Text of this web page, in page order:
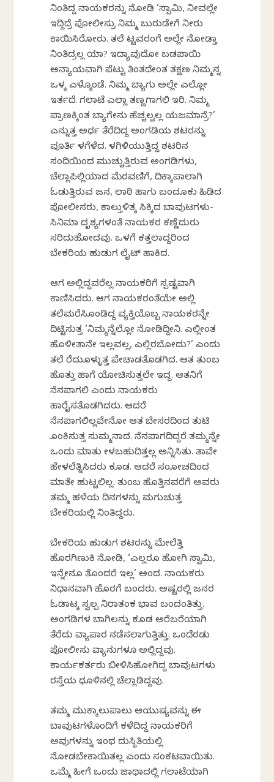
ನಿಂತಿದ್ದ ನಾಯಕರನ್ನು ನೋಡಿ ‘ಸ್ವಾಮಿ, ನೀವಲ್ಲೇ
ಇದ್ದಿದ್ರೆ ಪೋಲೀಸ್ರು ನಿಮ್ಮ ಬುರುಡೇಗೆ ನೀರು
ಕಾಯಿಸಿರೋರು. ತಲೆ ಕೆಟ್ಟವರಂಗೆ ಅಲ್ಲೇ ನೋಡ್ತಾ
ನಿಂತಿದ್ರಲ್ಲ ಯಾಕೆ? ಇದ್ಯಾವುದೋ ಬಡಪಾಯಿ
ಅನ್ಯಾಯವಾಗಿ ಪೆಟ್ಟು ತಿಂತದೇಂತ ತಕ್ಷಣ ನಿಮ್ಮನ್ನ
ಒಳಕ್ಕೆ ಎಳ್ಕೊಂಡೆ. ನಿಮ್ಮ ಬ್ಯಾಗು ಅಲ್ಲೇ ಎಲ್ಲೋ
ಇರ್ತದೆ. ಗಲಾಟೆ ಎಲ್ಲಾ ತಣ್ಣಗಾಗಲಿ ಇರಿ. ನಿಮ್ಮ
ಪ್ರಾಣಕ್ಕಿಂತ ಬ್ಯಾಗೇನು ಹೆಚ್ಚಲ್ವಲ್ಲ ಯಜಮಾನ್ರೆ?’
ಎನ್ನುತ್ತ ಅರ್ಧ ತೆರೆದಿದ್ದ ಅಂಗಡಿಯ ಶಟರನ್ನು
ಪೂರ್ತಿ ಕೆಳಗೆಳೆದ. ಕೆಳಗಿಳಿಯುತ್ತಿದ್ದ ಶಟರಿನ
ಸಂದಿಯಿಂದ ಮುಚ್ಚುತ್ತಿರುವ ಅಂಗಡಿಗಳು,
ಚೆಲ್ಲಾಪಿಲ್ಲಿಯಾದ ಮೆರವಣಿಗೆ, ದಿಕ್ಕಾಪಾಲಾಗಿ
ಓಡುತ್ತಿರುವ ಜನ, ಲಾಠಿ ಹಾಗು ಬಂದೂಕು ಹಿಡಿದ
ಪೋಲೀಸರು, ಕಾಲ್ತುಳಿತಕ್ಕೆ ಸಿಕ್ಕಿದ ಬಾವುಟಗಳು-
ಸಿನಿಮಾ ದೃಶ್ಯಗಳಂತೆ ನಾಯಕರ ಕಣ್ಣೆದುರು
ಸರಿದುಹೋದವು. ಒಳಗೆ ಕತ್ತಲಾದ್ದರಿಂದ
ಬೇಕರಿಯ ಹುಡುಗ ಲೈಟ್ ಹಾಕಿದ.
ಆಗ ಅಲ್ಲಿದ್ದವರೆಲ್ಲ ನಾಯಕರಿಗೆ ಸ್ಪಷ್ಟವಾಗಿ
ಕಾಣಿಸಿದರು. ಆಗ ನಾಯಕರಂತೆಯೇ ಅಲ್ಲಿ
ತಲೆಮರೆಸಿಕೊಂಡಿದ್ದ ವ್ಯಕ್ತಿಯೊಬ್ಬ ನಾಯಕರನ್ನೇ
ದಿಟ್ಟಿಸುತ್ತ ‘ನಿಮ್ಮನ್ನೆಲ್ಲೋ ನೋಡಿದ್ದೀನಿ. ಎಲ್ಲೀಂತ
ಹೊಳೀತಾನೇ ಇಲ್ಲವಲ್ಲ, ಎಲ್ಲಿರಬೋದು?’ ಎಂದು
ತಲೆ ಕೆರೆದುಕೊಳ್ಳುತ್ತ ಪೇಚಾಡತೊಡಗಿದ. ಆತ ತುಂಬ
ಹೊತ್ತು ಹಾಗೆ ಯೋಚಿಸುತ್ತಲೇ ಇದ್ದ. ಆತನಿಗೆ
ನೆನಪಾಗಲಿ ಎಂದು ನಾಯಕರು
ಹಾರೈಸತೊಡಗಿದರು. ಆದರೆ
ನೆನಪಾಗಲಿಲ್ಲವೇನೋ ಆತ ಬೇಸರದಿಂದ ತುಟಿ
ಕೊಂಕಿಸುತ್ತ ಸುಮ್ಮನಾದ. ನೆನಪಾಗದಿದ್ದರೆ ತಮ್ಮನ್ನೇ
ಒಂದು ಮಾತು ಕೇಳಬಹುದಿತ್ತಲ್ಲ ಅನ್ನಿಸಿತು. ತಾವೇ
ಹೇಳಲೆತ್ನಿಸಿದರು ಕೂಡ. ಆದರೆ ಸಂಕೋಚದಿಂದ
ಮಾತೇ ಹುಟ್ಟಲಿಲ್ಲ. ತುಂಬ ಹೊತ್ತಿನವರೆಗೆ ಅವರು
ತಮ್ಮ ಹಳೆಯ ದಿನಗಳನ್ನು ಮಗುಚುತ್ತ
ಬೇಕರಿಯಲ್ಲಿ ನಿಂತಿದ್ದರು.
ಬೇಕರಿಯ ಹುಡುಗ ಶಟರನ್ನು ಮೇಲೆತ್ತಿ
ಹೊರಗಿಣುಕಿ ನೋಡಿ, ‘ಎಲ್ಲರೂ ಹೋಗಿ ಸ್ವಾಮಿ,
ಇನ್ನೇನೂ ತೊಂದರೆ ಇಲ್ಲ’ ಅಂದ. ನಾಯಕರು
ನಿಧಾನವಾಗಿ ಹೊರಗೆ ಬಂದರು. ಅಷ್ಟರಲ್ಲಿ ಜನರ
ಓಡಾಟಕ್ಕೆ ಸ್ವಲ್ಪ ನಿರಾತಂಕ ಭಾವ ಬಂದಂತಿತ್ತು.
ಅಂಗಡಿಗಳ ಬಾಗಿಲನ್ನು ಕೂಡ ಅರೆಬರೆಯಾಗಿ
ತೆರೆದು ವ್ಯಾಪಾರ ನಡೆಸಲಾಗುತ್ತಿತ್ತು. ಒಂದೆರಡು
ಪೋಲೀಸು ವ್ಯಾನುಗಳೂ ಅಲ್ಲಿದ್ದವು.
ಕಾರ್ಯಕರ್ತರು ಬೀಳಿಸಿಹೋಗಿದ್ದ ಬಾವುಟಗಳು
ರಸ್ತೆಯ ಧೂಳಿನಲ್ಲಿ ಚೆಲ್ಲಾಡಿದ್ದವು.
ತಮ್ಮ ಮುಕ್ಕಾಲುಪಾಲು ಆಯುಷ್ಯವನ್ನು ಈ
ಬಾವುಟಗಳೊಂದಿಗೆ ಕಳೆದಿದ್ದ ನಾಯಕರಿಗೆ
ಅವುಗಳನ್ನು ಇಂಥ ದುಸ್ಥಿತಿಯಲ್ಲಿ
ನೋಡಬೇಕಾಯಿತಲ್ಲ ಎಂದು ಸಂಕಟವಾಯಿತು.
ಒಮ್ಮೆ ಹೀಗೆ ಒಂದು ಜಾಥಾದಲ್ಲಿ ಗಲಾಟೆಯಾಗಿ